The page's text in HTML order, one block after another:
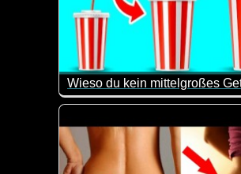
Von Limonade über